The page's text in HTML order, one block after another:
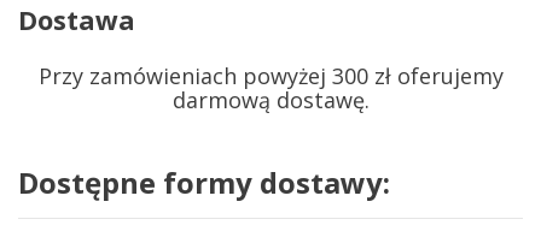
Dostawa
Przy zamówieniach powyżej 300 zł oferujemy
darmową dostawę.
Dostępne formy dostawy: